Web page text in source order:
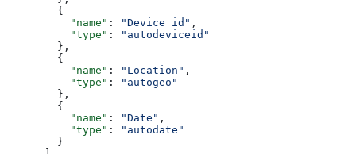
        {
          "name"
: "Device id" ,
          "type"
:
"autodeviceid"
        },
        {
          "name"
: "Location" ,
          "type"
:
"autogeo"
        },
        {
          "name"
: "Date" ,
          "type"
:
"autodate"
        }